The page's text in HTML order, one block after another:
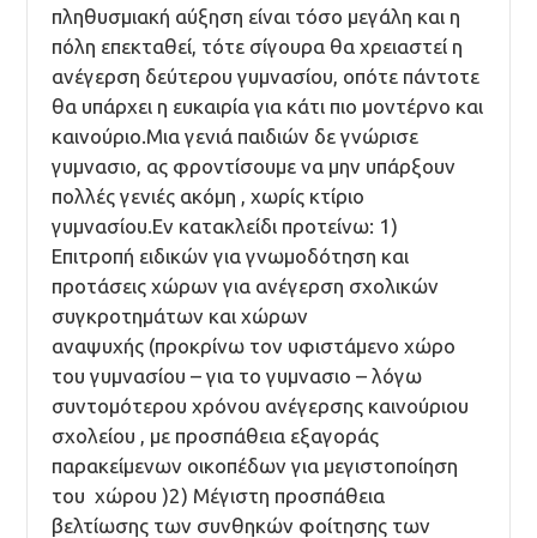
πληθυσμιακή αύξηση είναι τόσο μεγάλη και η
πόλη επεκταθεί, τότε σίγουρα θα χρειαστεί η
ανέγερση δεύτερου γυμνασίου, οπότε πάντοτε
θα υπάρχει η ευκαιρία για κάτι πιο μοντέρνο και
καινούριο.Μια γενιά παιδιών δε γνώρισε
γυμνασιο, ας φροντίσουμε να μην υπάρξουν
πολλές γενιές ακόμη , χωρίς κτίριο
γυμνασίου.Εν κατακλείδι προτείνω: 1)
Επιτροπή ειδικών για γνωμοδότηση και
προτάσεις χώρων για ανέγερση σχολικών
συγκροτημάτων και χώρων
αναψυχής (προκρίνω τον υφιστάμενο χώρο
του γυμνασίου – για το γυμνασιο – λόγω
συντομότερου χρόνου ανέγερσης καινούριου
σχολείου , με προσπάθεια εξαγοράς
παρακείμενων οικοπέδων για μεγιστοποίηση
του χώρου )2) Μέγιστη προσπάθεια
βελτίωσης των συνθηκών φοίτησης των